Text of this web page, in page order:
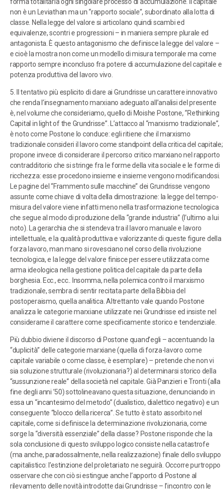
non è un Leviathan ma un “rapporto sociale”, subordinato alla lotta di
classe. Nella legge del valore si articolano quindi scambi ed
equivalenze, scontri e progressioni – in maniera sempre plurale ed
antagonista. È questo antagonismo che definisce la legge del valore –
e cioè la mostra non come un modello di misura temporale ma come
rapporto sempre inconcluso fra potere di accumulazione del capitale e
potenza produttiva del lavoro vivo.
5. Il tentativo più esplicito di dare ai Grundrisse un carattere innovativo
che renda l’insegnamento marxiano adeguato all’analisi del presente
è, nel volume che consideriamo, quello di Moishe Postone, “Rethinking
Capital in light of the Grundrisse”. L’attacco al “marxismo tradizionale”,
è noto come Postone lo conduce: egli ritiene che il marxismo
tradizionale consideri il lavoro come standpoint della critica del capitale;
propone invece di considerare il percorso critico marxiano nel rapporto
contradditorio che si stringe fra le forme della vita sociale e le forme di
ricchezza: esse procedono insieme e insieme vengono modificandosi.
Le pagine del “Frammento sulle macchine” dei Grundrisse vengono
assunte come chiave di volta della dimostrazione: la legge del tempo-
misura del valore viene infatti meno nella trasformazione tecnologica
che segue al modo di produzione della “grande industria” (l’ultimo a lui
noto). La gerarchia che si stendeva tra il lavoro manuale e lavoro
intellettuale, e la qualità produttiva e valorizzante di queste figure della
forza lavoro, man mano si rovesciano nel corso della rivoluzione
tecnologica, e la legge del valore finisce per essere utilizzata come
arma ideologica nella gestione politica del capitale da parte della
borghesia. Ecc., ecc.. Insomma, nella polemica contro il marxismo
tradizionale, sembra di sentir recitata parte della Bibbia del
postoperaismo, quella analitica. Altrettanto vale quando Postone
analizza le categorie marxiane utilizzate nei Grundrisse ed insiste nel
considerarne il carattere come specificamente storico e tendenziale.
Più dubbio diviene il discorso di Postone quand’egli – accentuando la
“duplicità” delle categorie marxiane (quella di forza-lavoro come
capitale variabile o come classe, è esemplare) – pretende che non vi
sia soluzione strutturale (rivoluzionaria?) al determinarsi storico della
“sussunzione reale” della società nel capitale. Già Panzieri e Tronti (alla
fine degli anni ’50) sottolineavano questa situazione, denunciando in
essa un “incantesimo del metodo” (dualistico, dialettico negativo) e un
conseguente “blocco della ricerca”. Se tutto è stato assorbito nel
capitale, come si definisce la determinazione rivoluzionaria, come
sorge la “diversità essenziale” della classe? Postone risponde che la
sola conclusione di questo sviluppo logico consiste nella catastrofe
(ma anche, paradossalmente, nella realizzazione) finale dello sviluppo
capitalistico: l’estinzione del proletariato ne seguirà. Occorre purtroppo
osservare che con ciò si estingue anche l’apporto di Postone al
rilevamento delle novità introdotte dai Grundrisse – l’incontro con le